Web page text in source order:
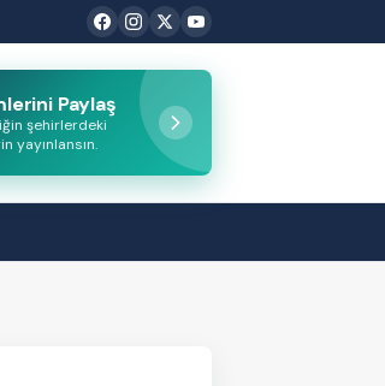
Paylaş
şehirlerdeki
yayınlansın.